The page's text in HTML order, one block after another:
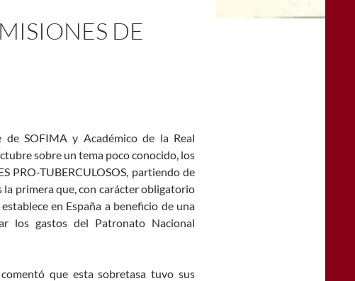
DE
de SOFIMA y Académico de la Real
sobre un tema poco conocido, los
PRO-TUBERCULOSOS, partiendo de
la primera que, con carácter obligatorio
en España a beneficio de una
los gastos del Patronato Nacional
que esta sobretasa tuvo sus